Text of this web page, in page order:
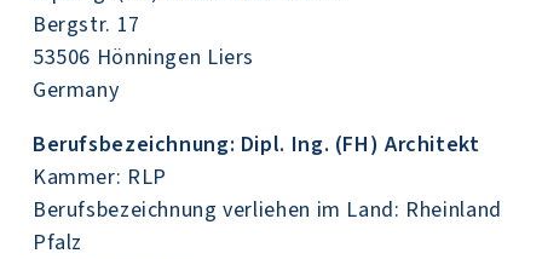
Bergstr. 17
53506 Hönningen Liers
Germany
Berufsbezeichnung: Dipl. Ing. (FH) Architekt
Kammer: RLP
Berufsbezeichnung verliehen im Land: Rheinland
Pfalz